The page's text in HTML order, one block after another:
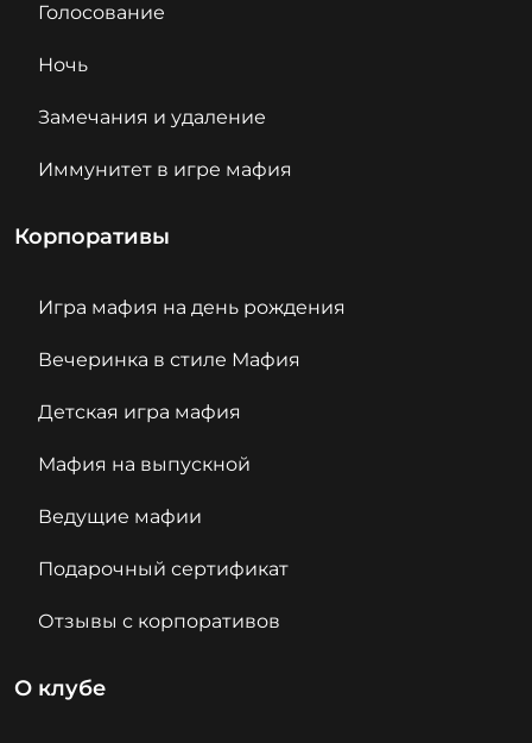
Голосование
Ночь
Замечания и удаление
Иммунитет в игре мафия
Корпоративы
Игра мафия на день рождения
Вечеринка в стиле Мафия
Детская игра мафия
Мафия на выпускной
Ведущие мафии
Подарочный сертификат
Отзывы с корпоративов
О клубе